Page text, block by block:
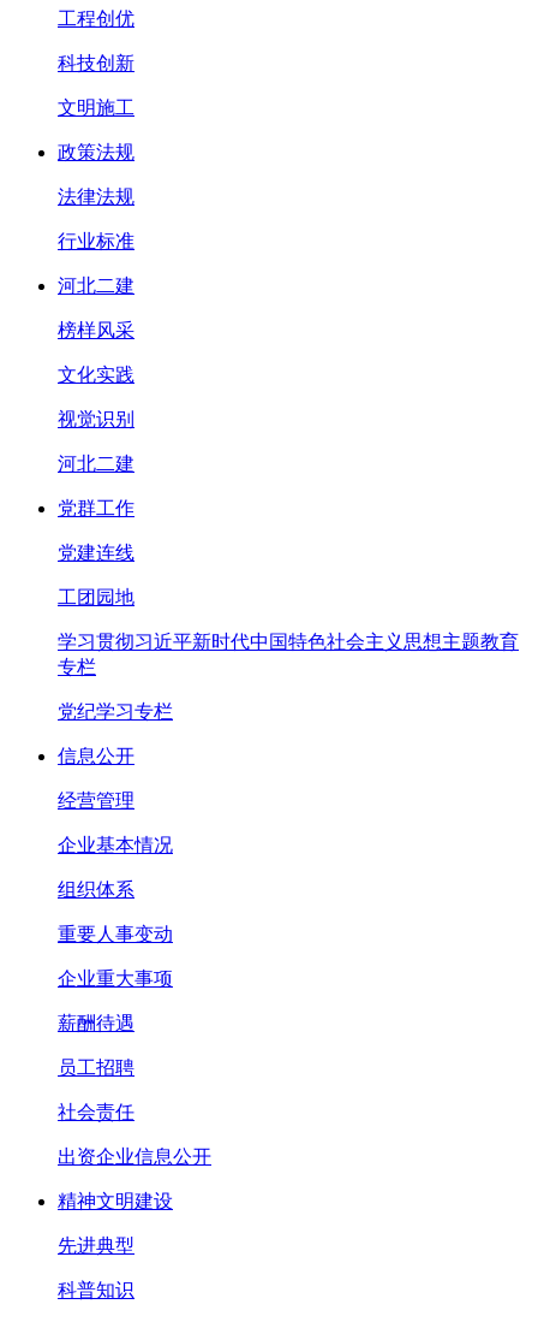
工程创优
科技创新
文明施工
政策法规
法律法规
行业标准
河北二建
榜样风采
文化实践
视觉识别
河北二建
党群工作
党建连线
工团园地
学习贯彻习近平新时代中国特色社会主义思想主题教育
专栏
党纪学习专栏
信息公开
经营管理
企业基本情况
组织体系
重要人事变动
企业重大事项
薪酬待遇
员工招聘
社会责任
出资企业信息公开
精神文明建设
先进典型
科普知识